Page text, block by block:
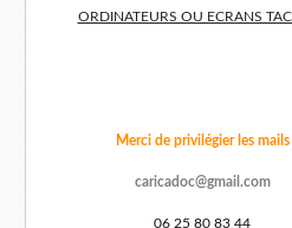
ORDINATEURS OU ECRANS
Merci de privilégier les mails
caricadoc@gmail.com
06 25 80 83 44